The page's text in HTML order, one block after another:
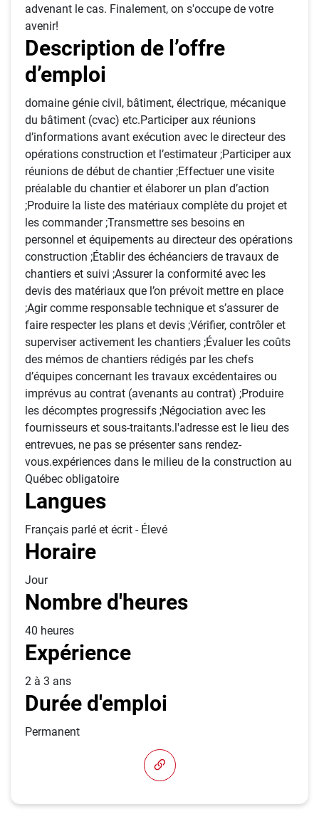
advenant le cas. Finalement, on s'occupe de votre
avenir!
Description de l’offre
d’emploi
domaine génie civil, bâtiment, électrique, mécanique
du bâtiment (cvac) etc.Participer aux réunions
d’informations avant exécution avec le directeur des
opérations construction et l’estimateur ;Participer aux
réunions de début de chantier ;Effectuer une visite
préalable du chantier et élaborer un plan d’action
;Produire la liste des matériaux complète du projet et
les commander ;Transmettre ses besoins en
personnel et équipements au directeur des opérations
construction ;Établir des échéanciers de travaux de
chantiers et suivi ;Assurer la conformité avec les
devis des matériaux que l’on prévoit mettre en place
;Agir comme responsable technique et s’assurer de
faire respecter les plans et devis ;Vérifier, contrôler et
superviser activement les chantiers ;Évaluer les coûts
des mémos de chantiers rédigés par les chefs
d’équipes concernant les travaux excédentaires ou
imprévus au contrat (avenants au contrat) ;Produire
les décomptes progressifs ;Négociation avec les
fournisseurs et sous-traitants.l'adresse est le lieu des
entrevues, ne pas se présenter sans rendez-
vous.expériences dans le milieu de la construction au
Québec obligatoire
Langues
Français parlé et écrit - Élevé
Horaire
Jour
Nombre d'heures
40 heures
Expérience
2 à 3 ans
Durée d'emploi
Permanent